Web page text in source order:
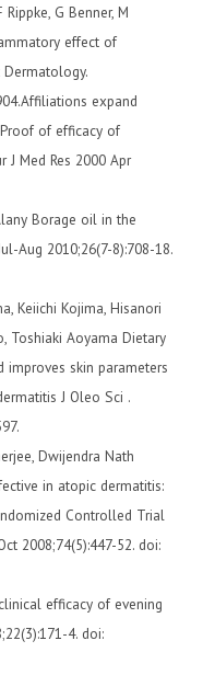
G Benner, M
effect of
expand
of efficacy of
J Med Res 2000 Apr
Borage oil in the
Aug 2010;26(7-8):708-18.
Keiichi Kojima, Hisanori
Toshiaki Aoyama Dietary
skin parameters
J Oleo Sci .
Dwijendra Nath
in atopic dermatitis:
Controlled Trial
2008;74(5):447-52. doi:
efficacy of evening
4. doi: